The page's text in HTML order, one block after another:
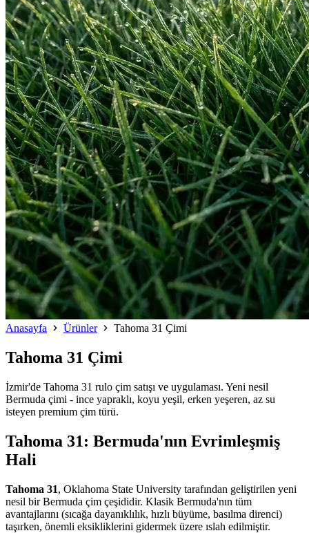
Anasayfa Ürünler Tahoma 31 Çimi
Tahoma 31 Çimi
İzmir'de Tahoma 31 rulo çim satışı ve uygulaması. Yeni nesil
Bermuda çimi - ince yapraklı, koyu yeşil, erken yeşeren, az su
isteyen premium çim türü.
Tahoma 31: Bermuda'nın Evrimleşmiş
Hali
Tahoma 31, Oklahoma State University tarafından geliştirilen yeni
nesil bir Bermuda çim çeşididir. Klasik Bermuda'nın tüm
avantajlarını (sıcağa dayanıklılık, hızlı büyüme, basılma direnci)
taşırken, önemli eksikliklerini gidermek üzere ıslah edilmiştir.